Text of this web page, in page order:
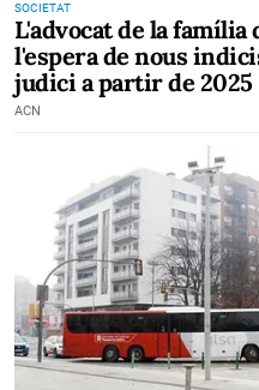
SOCIETAT
L'advocat de la família
l'espera de nous
judici a partir de 2025
ACN